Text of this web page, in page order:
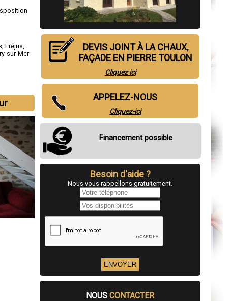
,Fréjus,
sur-Mer
DEVIS JOINT À LA CHAUX,
FAÇADE EN PIERRE TOULON
Cliquez ici
APPELEZ-NOUS
Cliquez-ici
Financement possible
Besoin d'aide ?
Nous vous rappellons gratuitement.
NOUS CONTACTER